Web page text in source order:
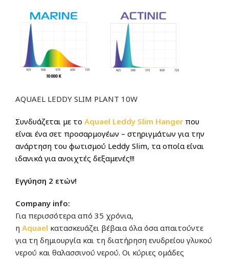
AQUAEL LEDDY SLIM PLANT 10W
Συνδυάζεται με το Aquael Leddy Slim Hangerπου
είναι ένα σετ προσαρμογέων – στηριγμάτων για την
ανάρτηση του φωτισμού Leddy Slim, τα οποία είναι
ιδανικά για ανοιχτές δεξαμενές!!!
Εγγύηση 2 ετών!
Company info:
Για περισσότερα από 35 χρόνια,
η Aquael κατασκευάζει βέβαια όλα όσα απαιτούντε
για τη δημιουργία και τη διατήρηση ενυδρείου γλυκού
νερού και θαλασσινού νερού. Οι κύριες ομάδες